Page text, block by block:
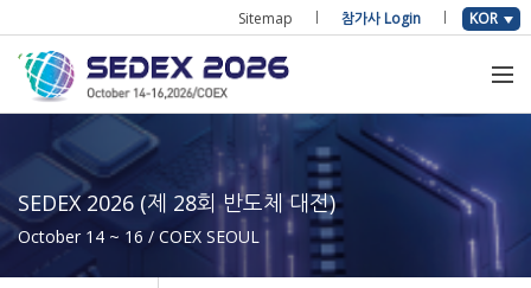
Sitemap 참가사 Login KOR
SEDEX 2026 (제 28회 반도체 대전)
October 14 ~ 16 / COEX SEOUL